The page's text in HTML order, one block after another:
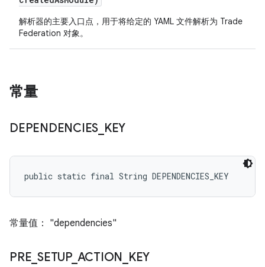
解析器的主要入口点，用于将给定的 YAML 文件解析为 Trade
Federation 对象。
常量
DEPENDENCIES KEY
public static final String DEPENDENCIES_KEY
常量值： "dependencies"
PRE SETUP_ ACTION KEY